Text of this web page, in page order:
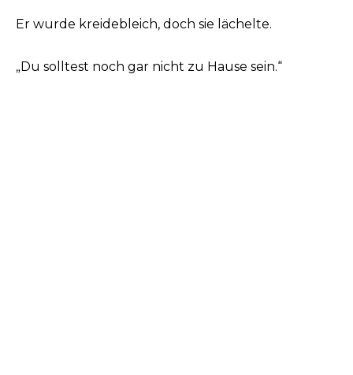
Er wurde kreidebleich, doch sie lächelte.
„Du solltest noch gar nicht zu Hause sein.“